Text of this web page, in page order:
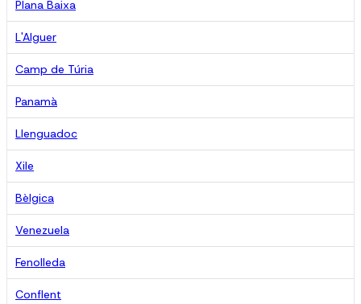
Plana Baixa
L'Alguer
Camp de Túria
Panamà
Llenguadoc
Xile
Bèlgica
Venezuela
Fenolleda
Conflent